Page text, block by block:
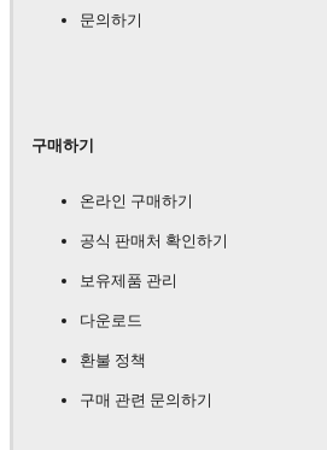
문의하기
구매하기
온라인 구매하기
공식 판매처 확인하기
보유제품 관리
다운로드
환불 정책
구매 관련 문의하기